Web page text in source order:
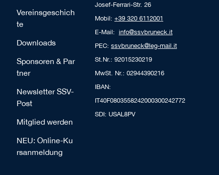
Vereinsgeschich
te
Downloads
Sponsoren & Par
tner
Newsletter SSV-
Post
Mitglied werden
NEU: Online-Ku
rsanmeldung
Josef-Ferrari-Str. 26
Mobil: +39 320 6112001
E-Mail: info@ssvbruneck.it
PEC: ssvbruneck@leg-mail.it
St.Nr.: 92015230219
MwSt. Nr.: 02944390216
IBAN:
IT40F0803558242000300242772
SDI: USAL8PV